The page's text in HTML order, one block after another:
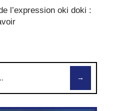
l’expression oki doki :